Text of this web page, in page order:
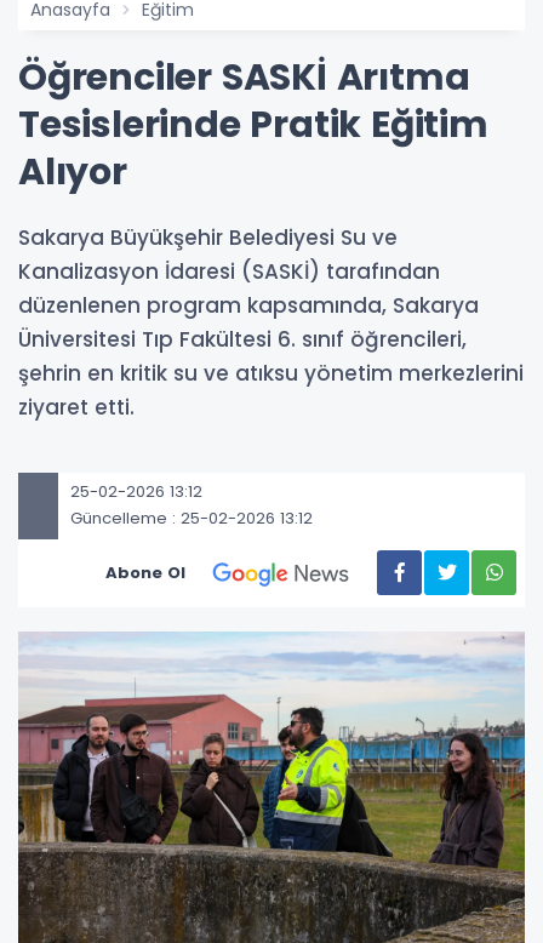
Anasayfa Eğitim
Öğrenciler SASKİ Arıtma
Tesislerinde Pratik Eğitim
Alıyor
Sakarya Büyükşehir Belediyesi Su ve
Kanalizasyon İdaresi (SASKİ) tarafından
düzenlenen program kapsamında, Sakarya
Üniversitesi Tıp Fakültesi 6. sınıf öğrencileri,
şehrin en kritik su ve atıksu yönetim merkezlerini
ziyaret etti.
25-02-2026 13:12
Güncelleme : 25-02-2026 13:12
Abone Ol